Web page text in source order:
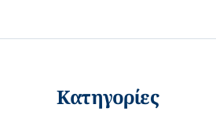
Κατηγορίες